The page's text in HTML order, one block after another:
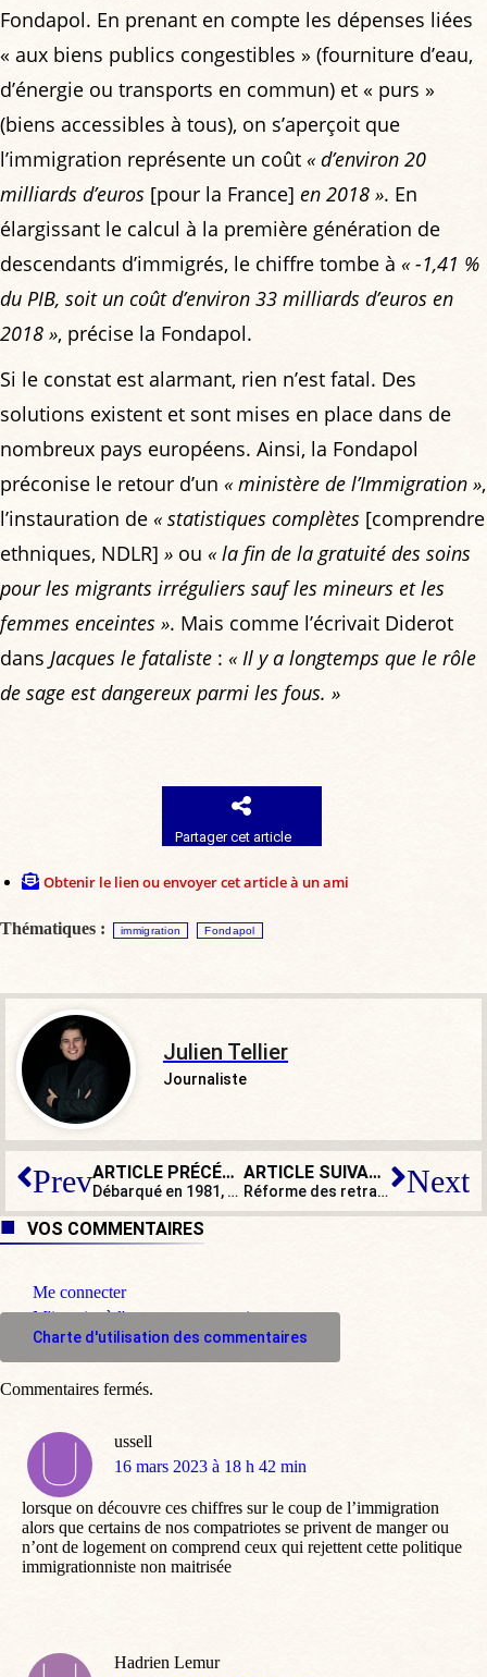
Fondapol. En prenant en compte les dépenses liées
« aux biens publics congestibles » (fourniture d’eau,
d’énergie ou transports en commun) et « purs »
(biens accessibles à tous), on s’aperçoit que
l’immigration représente un coût « d’environ 20
milliards d’euros [pour la France] en 2018 ». En
élargissant le calcul à la première génération de
descendants d’immigrés, le chiffre tombe à « -1,41 %
du PIB, soit un coût d’environ 33 milliards d’euros en
2018 », précise la Fondapol.
Si le constat est alarmant, rien n’est fatal. Des
solutions existent et sont mises en place dans de
nombreux pays européens. Ainsi, la Fondapol
préconise le retour d’un « ministère de l’Immigration »,
l’instauration de « statistiques complètes [comprendre
ethniques, NDLR] » ou « la fin de la gratuité des soins
pour les migrants irréguliers sauf les mineurs et les
femmes enceintes ». Mais comme l’écrivait Diderot
dans Jacques le fataliste : « Il y a longtemps que le rôle
de sage est dangereux parmi les fous. »
Partager cet article
Obtenir le lien ou envoyer cet article à un ami
Thématiques : immigration Fondapol
Julien Tellier
Journaliste
Prev ARTICLE PRÉCÉDENT
Débarqué en 1981, Giscard aura son quai à Paris
ARTICLE SUIVANT
Réforme des retraites : pour LR, pactiser ou s’opposer ? L’impossible choix Next
VOS COMMENTAIRES
Me connecter
M'inscrire à l'espace commentaire
Charte d'utilisation des commentaires
ussell
dit
16 mars 2023 à 18 h 42 min
lorsque on découvre ces chiffres sur le coup de l’immigration
alors que certains de nos compatriotes se privent de manger ou
n’ont de logement on comprend ceux qui rejettent cette politique
immigrationniste non maitrisée
Hadrien Lemur
Commentaires fermés.